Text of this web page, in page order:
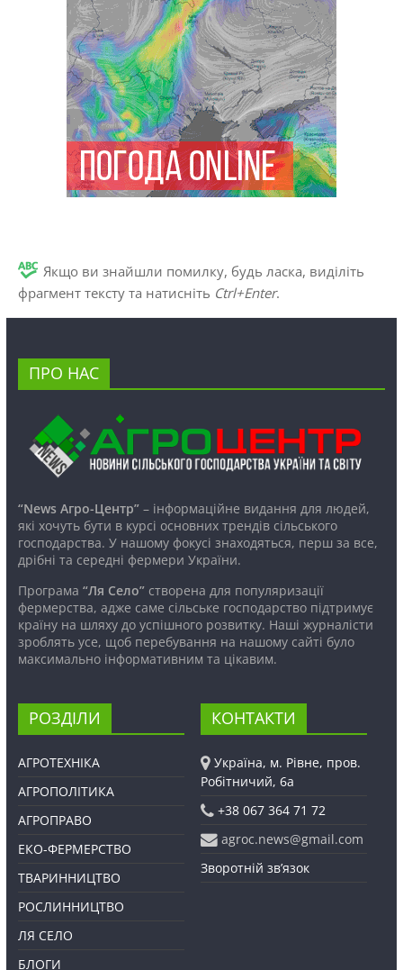
Якщо ви знайшли помилку, будь ласка, виділіть
фрагмент тексту та натисніть Ctrl+Enter.
ПРО НАС
“News Агро-Центр”– інформаційне видання для людей,
які хочуть бути в курсі основних трендів сільського
господарства. У нашому фокусі знаходяться, перш за все,
дрібні та середні фермери України.
Програма “Ля Село”створена для популяризації
фермерства, адже саме сільське господарство підтримує
країну на шляху до успішного розвитку. Наші журналісти
зроблять усе, щоб перебування на нашому сайті було
максимально інформативним та цікавим.
РОЗДІЛИ
АГРОТЕХНІКА
АГРОПОЛІТИКА
АГРОПРАВО
ЕКО-ФЕРМЕРСТВО
ТВАРИННИЦТВО
РОСЛИННИЦТВО
ЛЯ СЕЛО
БЛОГИ
КОНТАКТИ
Україна, м. Рівне, пров.
Робітничий, 6а
+38 067 364 71 72
agroc.news@gmail.com
Зворотній зв’язок